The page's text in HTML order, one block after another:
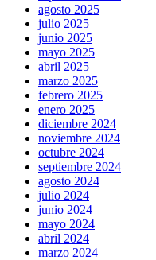
agosto 2025
julio 2025
junio 2025
mayo 2025
abril 2025
marzo 2025
febrero 2025
enero 2025
diciembre 2024
noviembre 2024
octubre 2024
septiembre 2024
agosto 2024
julio 2024
junio 2024
mayo 2024
abril 2024
marzo 2024